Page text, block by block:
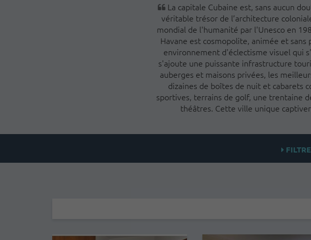
La capitale Cubaine est, sans aucun
véritable trésor de l’architecture
mondial de l'humanité par l'Unesco en
Havane est cosmopolite, animée et
environnement d'éclectisme visuel qui
s'ajoute une puissante infrastructure
auberges et maisons privées, les
dizaines de boîtes de nuit et cabarets
sportives, terrains de golf, une trentaine
théâtres. Cette ville unique